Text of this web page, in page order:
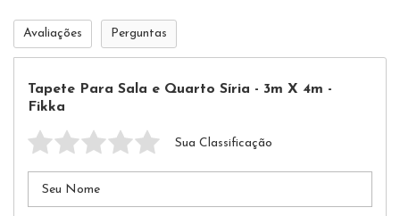
Avaliações Perguntas
Tapete Para Sala e Quarto Síria - 3m X 4m -
Fikka
Sua Classificação